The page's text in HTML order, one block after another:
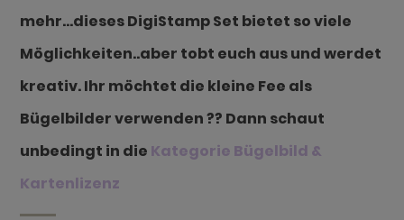
mehr…dieses DigiStamp Set bietet so viele
Möglichkeiten..aber tobt euch aus und werdet
kreativ. Ihr möchtet die kleine Fee als
Bügelbilder verwenden ?? Dann schaut
unbedingt in die Kategorie Bügelbild &
Kartenlizenz